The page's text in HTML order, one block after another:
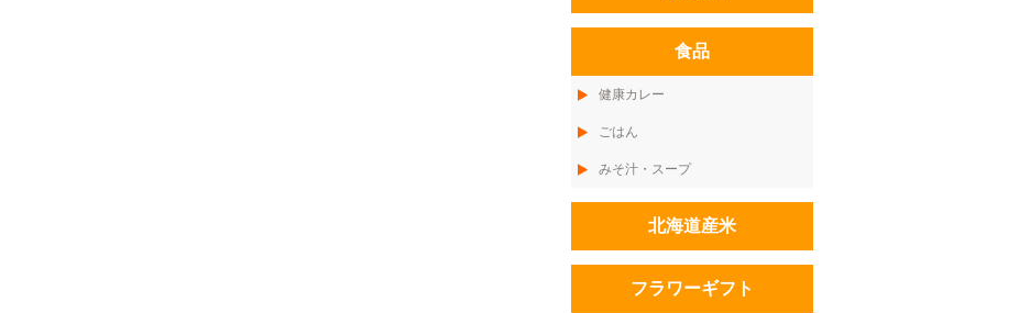
食品
健康カレー
ごはん
みそ汁・スープ
北海道産米
フラワーギフト